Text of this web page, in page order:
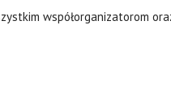
współorganizatorom